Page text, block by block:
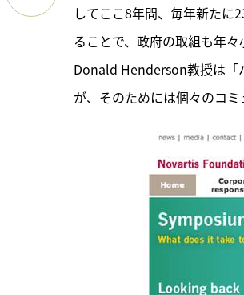
してここ8年間、毎年新たに
ることで、政府の取組も年
Donald Henderson教授は「
が、そのためには個々のコ